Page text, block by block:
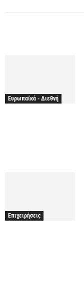
Ευρωπαϊκά - Διεθνή
Επιχειρήσεις